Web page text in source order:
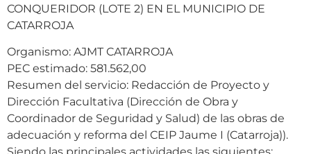
CONQUERIDOR (LOTE 2) EN EL MUNICIPIO DE
CATARROJA
Organismo: AJMT CATARROJA
PEC estimado: 581.562,00
Resumen del servicio: Redacción de Proyecto y
Dirección Facultativa (Dirección de Obra y
Coordinador de Seguridad y Salud) de las obras de
adecuación y reforma del CEIP Jaume I (Catarroja)).